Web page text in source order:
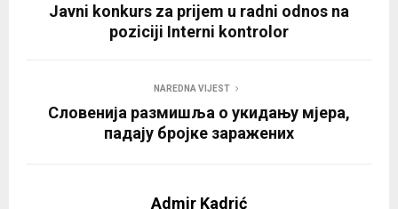
Javni konkurs za prijem u radni odnos na
poziciji Interni kontrolor
NAREDNA VIJEST
Словенија размишља о укидању мјера,
падају бројке заражених
Admir Kadrić